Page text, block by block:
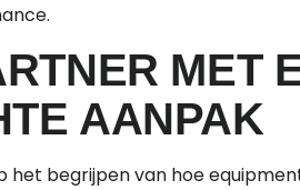
MET
AANPAK
het begrijpen van hoe